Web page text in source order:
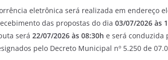
eletrônica será realizada em endereço
das propostas do dia 03/07/2026 às
será 22/07/2026 às 08:30h e será conduzida
pelo Decreto Municipal nº 5.250 de